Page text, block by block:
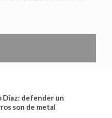
Díaz: defender un
son de metal